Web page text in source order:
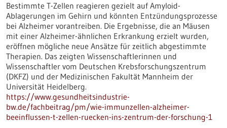
Bestimmte T-Zellen reagieren gezielt auf Amyloid-
Ablagerungen im Gehirn und könnten Entzündungsprozesse
bei Alzheimer vorantreiben. Die Ergebnisse, die an Mäusen
mit einer Alzheimer-ähnlichen Erkrankung erzielt wurden,
eröffnen mögliche neue Ansätze für zeitlich abgestimmte
Therapien. Das zeigten Wissenschaftlerinnen und
Wissenschaftler vom Deutschen Krebsforschungszentrum
(DKFZ) und der Medizinischen Fakultät Mannheim der
Universität Heidelberg.
https://www.gesundheitsindustrie-
bw.de/fachbeitrag/pm/wie-immunzellen-alzheimer-
beeinflussen-t-zellen-ruecken-ins-zentrum-der-forschung-1